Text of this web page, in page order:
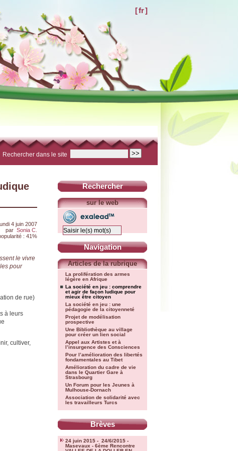
[fr]
Rechercher dans le site
4 juin 2007
par Sonia C.
: 41%
le vivre
pour
de rue)
à leurs
cultiver,
Rechercher
sur le web
Navigation
Articles de la rubrique
La prolifération des armes
légère en Afrique
La société en jeu : comprendre
et agir de façon ludique pour
mieux être citoyen
La société en jeu : une
pédagogie de la citoyenneté
Projet de modélisation
prospective
Une Bibliothèque au village
pour créer un lien social
Appel aux Artistes et à
l’insurgence des Consciences
Pour l’amélioration des libertés
fondamentales au Tibet
Amélioration du cadre de vie
dans le Quartier Gare à
Strasbourg
Un Forum pour les Jeunes à
Mulhouse-Dornach
Association de solidarité avec
les travailleurs Turcs
Brèves
24 juin 2015 - 24/6/2015 -
Masevaux - 6ème Rencontre